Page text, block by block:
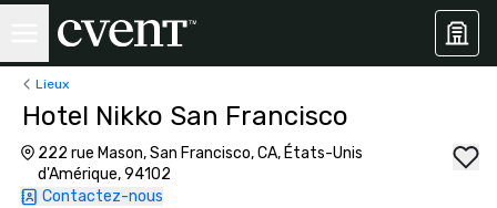
Lieux
Hotel Nikko San Francisco
222 rue Mason, San Francisco, CA, États-Unis
d'Amérique, 94102
Contactez-nous